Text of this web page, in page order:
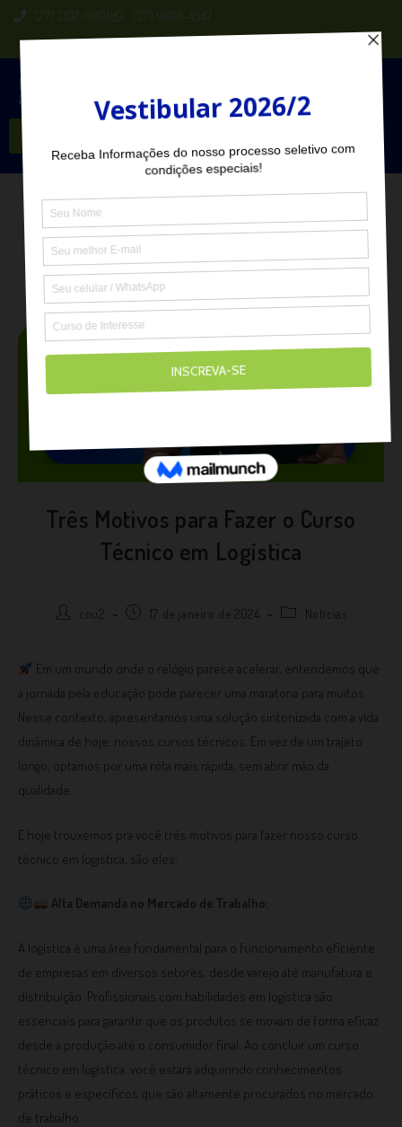
(27) 2102-6000 (27) 98118-4047
Três Motivos para Fazer o Curso
Técnico em Logística
cnu2 17 de janeiro de 2024 Notícias
Em um mundo onde o relógio parece acelerar, entendemos que
a jornada pela educação pode parecer uma maratona para muitos.
Nesse contexto, apresentamos uma solução sintonizada com a vida
dinâmica de hoje: nossos cursos técnicos. Em vez de um trajeto
longo, optamos por uma rota mais rápida, sem abrir mão da
qualidade.
E hoje trouxemos pra você três motivos para fazer nosso curso
técnico em logística, são eles:
Alta Demanda no Mercado de Trabalho:
A logística é uma área fundamental para o funcionamento eficiente
de empresas em diversos setores, desde varejo até manufatura e
distribuição. Profissionais com habilidades em logística são
essenciais para garantir que os produtos se movam de forma eficaz
desde a produção até o consumidor final. Ao concluir um curso
técnico em logística, você estará adquirindo conhecimentos
práticos e específicos que são altamente procurados no mercado
de trabalho.